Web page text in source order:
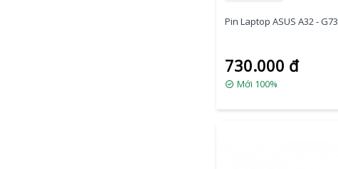
Pin Laptop ASUS A32 - G73
730.000 đ
Mới 100%